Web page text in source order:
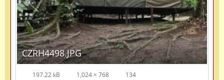
CZRH4498.JPG
197.22 kB 1,024 × 768 134